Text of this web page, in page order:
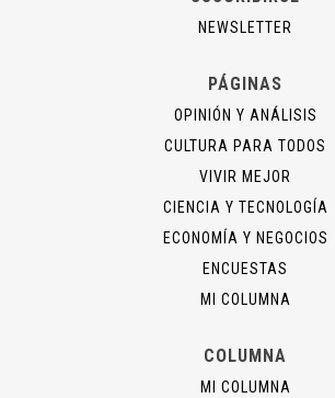
NEWSLETTER
PÁGINAS
OPINIÓN Y ANÁLISIS
CULTURA PARA TODOS
VIVIR MEJOR
CIENCIA Y TECNOLOGÍA
ECONOMÍA Y NEGOCIOS
ENCUESTAS
MI COLUMNA
COLUMNA
MI COLUMNA